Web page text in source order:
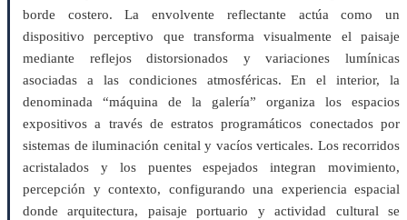
borde costero. La envolvente reflectante actúa como un
dispositivo perceptivo que transforma visualmente el paisaje
mediante reflejos distorsionados y variaciones lumínicas
asociadas a las condiciones atmosféricas. En el interior, la
denominada “máquina de la galería” organiza los espacios
expositivos a través de estratos programáticos conectados por
sistemas de iluminación cenital y vacíos verticales. Los recorridos
acristalados y los puentes espejados integran movimiento,
percepción y contexto, configurando una experiencia espacial
donde arquitectura, paisaje portuario y actividad cultural se